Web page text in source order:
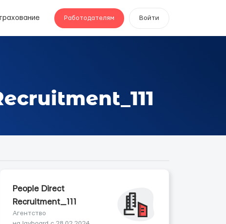
Работодателям Войти
People Direct
Recruitment_111
Агентство